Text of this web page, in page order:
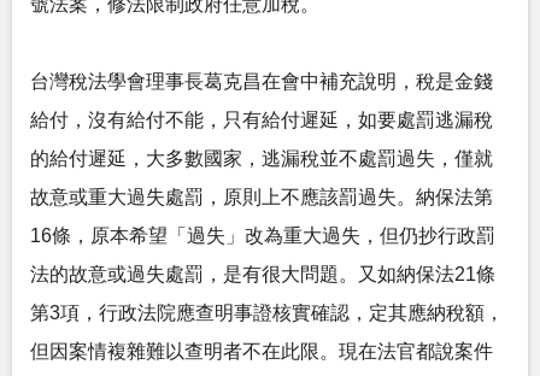
號法案，修法限制政府任意加稅。
台灣稅法學會理事長葛克昌在會中補充說明，稅是金錢
給付，沒有給付不能，只有給付遲延，如要處罰逃漏稅
的給付遲延，大多數國家，逃漏稅並不處罰過失，僅就
故意或重大過失處罰，原則上不應該罰過失。納保法第
16條，原本希望「過失」改為重大過失，但仍抄行政罰
法的故意或過失處罰，是有很大問題。又如納保法21條
第3項，行政法院應查明事證核實確認，定其應納稅額，
但因案情複雜難以查明者不在此限。現在法官都說案件